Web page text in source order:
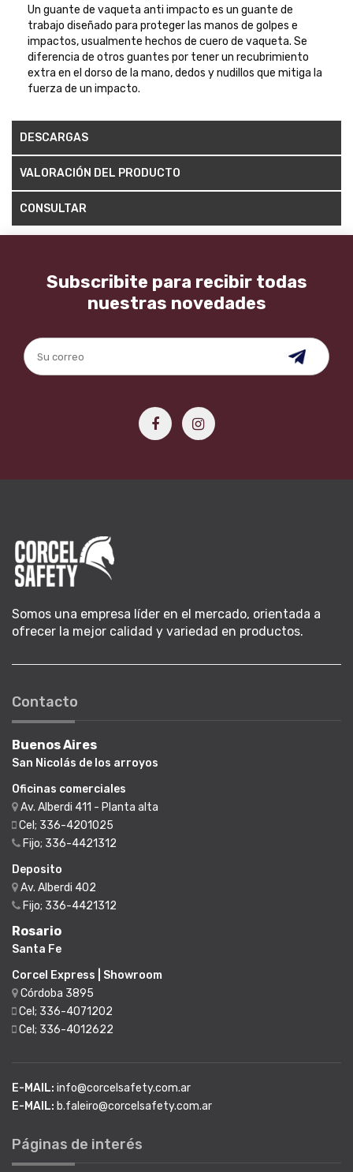
Un guante de vaqueta anti impacto es un guante de
trabajo diseñado para proteger las manos de golpes e
impactos, usualmente hechos de cuero de vaqueta. Se
diferencia de otros guantes por tener un recubrimiento
extra en el dorso de la mano, dedos y nudillos que mitiga la
fuerza de un impacto.
DESCARGAS
VALORACIÓN DEL PRODUCTO
CONSULTAR
Subscribite para recibir todas
nuestras novedades
Somos una empresa líder en el mercado, orientada a
ofrecer la mejor calidad y variedad en productos.
Contacto
Buenos Aires
San Nicolás de los arroyos
Oficinas comerciales
Av. Alberdi 411 - Planta alta
Cel; 336-4201025
Fijo; 336-4421312
Deposito
Av. Alberdi 402
Fijo; 336-4421312
Rosario
Santa Fe
Corcel Express | Showroom
Córdoba 3895
Cel; 336-4071202
Cel; 336-4012622
E-MAIL: info@corcelsafety.com.ar
E-MAIL: b.faleiro@corcelsafety.com.ar
Páginas de interés